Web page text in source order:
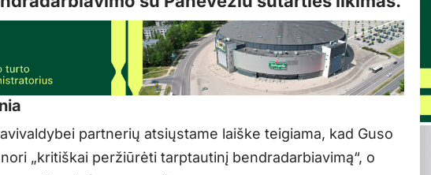
partnerių atsiųstame laiške teigiama, kad Guso
„kritiškai peržiūrėti tarptautinį bendradarbiavimą“, o